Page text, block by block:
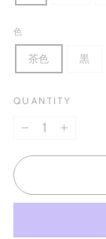
色
茶色 黒
QUANTITY